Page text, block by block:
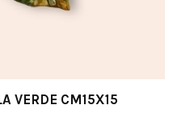
VERDE CM15X15